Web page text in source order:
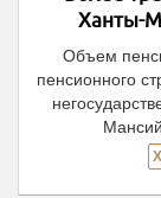
Ханты-
Объем
пенсионного